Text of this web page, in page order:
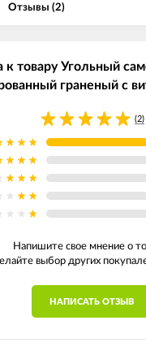
Отзывы (2)
к товару Угольный
граненый с
(2)
Напишите свое мнение о
выбор других
НАПИСАТЬ ОТЗЫВ